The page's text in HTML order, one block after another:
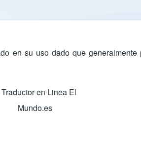
en su uso dado que